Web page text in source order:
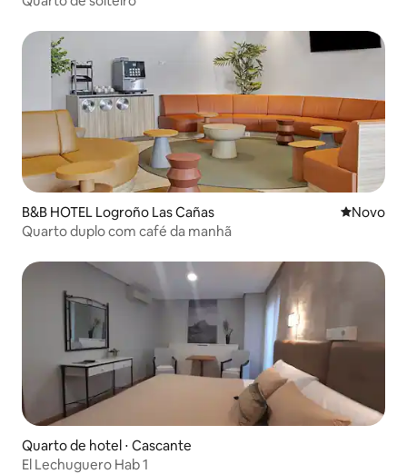
B&B HOTEL Logroño Las Cañas Novo
Novo
Quarto duplo com café da manhã
Quarto de hotel ⋅ Cascante
El Lechuguero Hab 1